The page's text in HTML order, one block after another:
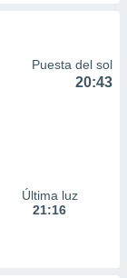
Puesta del sol
20:43
Última luz
21:16